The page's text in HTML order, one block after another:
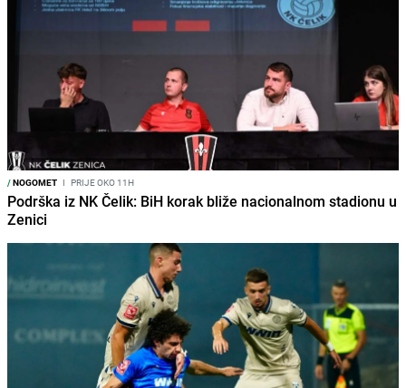
/NOGOMET I PRIJE OKO 11H
Podrška iz NK Čelik: BiH korak bliže nacionalnom stadionu u
Zenici